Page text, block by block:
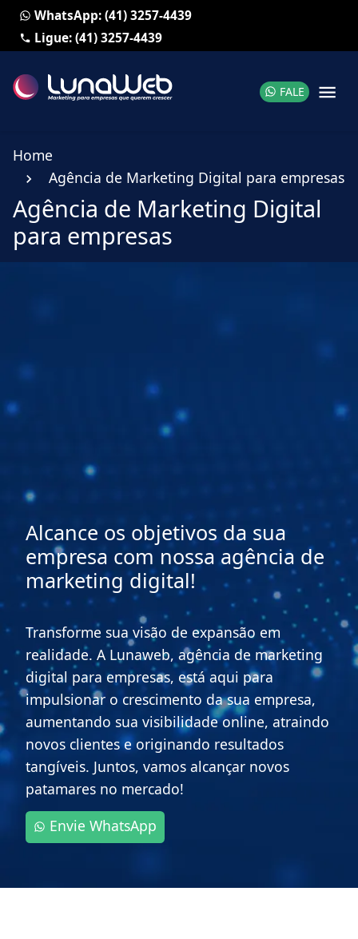
WhatsApp: (41) 3257-4439
Ligue: (41) 3257-4439
FALE
Home
Agência de Marketing Digital para empresas
Agência de Marketing Digital
para empresas
Alcance os objetivos da sua
empresa com nossa agência de
marketing digital!
Transforme sua visão de expansão em
realidade. A Lunaweb, agência de marketing
digital para empresas, está aqui para
impulsionar o crescimento da sua empresa,
aumentando sua visibilidade online, atraindo
novos clientes e originando resultados
tangíveis. Juntos, vamos alcançar novos
patamares no mercado!
Envie WhatsApp